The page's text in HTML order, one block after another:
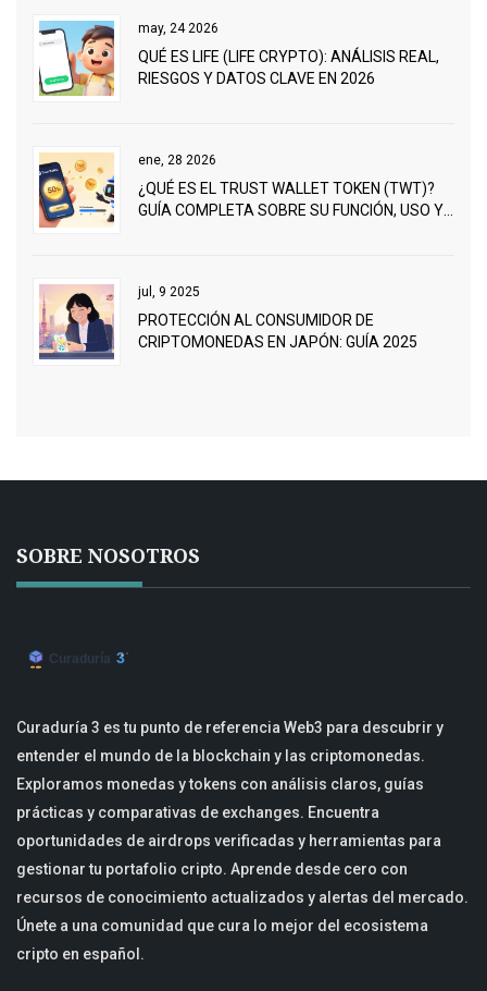
may, 24 2026
QUÉ ES LIFE (LIFE CRYPTO): ANÁLISIS REAL,
RIESGOS Y DATOS CLAVE EN 2026
ene, 28 2026
¿QUÉ ES EL TRUST WALLET TOKEN (TWT)?
GUÍA COMPLETA SOBRE SU FUNCIÓN, USO Y
jul, 9 2025
PROTECCIÓN AL CONSUMIDOR DE
CRIPTOMONEDAS EN JAPÓN: GUÍA 2025
SOBRE NOSOTROS
Curaduría 3 es tu punto de referencia Web3 para descubrir y
entender el mundo de la blockchain y las criptomonedas.
Exploramos monedas y tokens con análisis claros, guías
prácticas y comparativas de exchanges. Encuentra
oportunidades de airdrops verificadas y herramientas para
gestionar tu portafolio cripto. Aprende desde cero con
recursos de conocimiento actualizados y alertas del mercado.
Únete a una comunidad que cura lo mejor del ecosistema
cripto en español.